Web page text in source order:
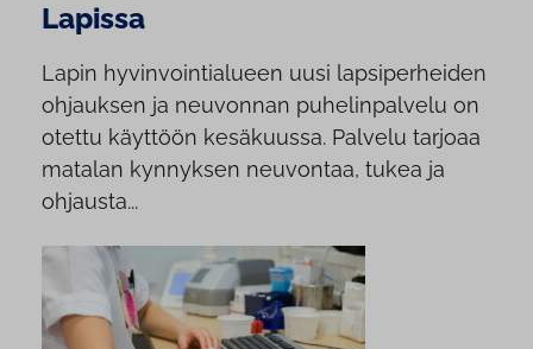
Lapissa
Lapin hyvinvointialueen uusi lapsiperheiden
ohjauksen ja neuvonnan puhelinpalvelu on
otettu käyttöön kesäkuussa. Palvelu tarjoaa
matalan kynnyksen neuvontaa, tukea ja
ohjausta...